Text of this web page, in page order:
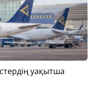
уақытша